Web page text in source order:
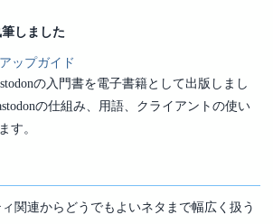
しました
の入門書を電子書籍として出版しまし
の仕組み、用語、クライアントの使い
す。
関連からどうでもよいネタまで幅広く扱う